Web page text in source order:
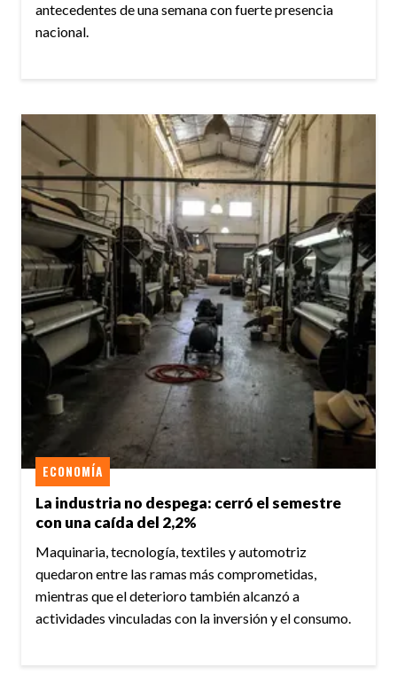
antecedentes de una semana con fuerte presencia
nacional.
La industria no despega: cerró el semestre
con una caída del 2,2%
ECONOMÍA
Maquinaria, tecnología, textiles y automotriz
quedaron entre las ramas más comprometidas,
mientras que el deterioro también alcanzó a
actividades vinculadas con la inversión y el consumo.